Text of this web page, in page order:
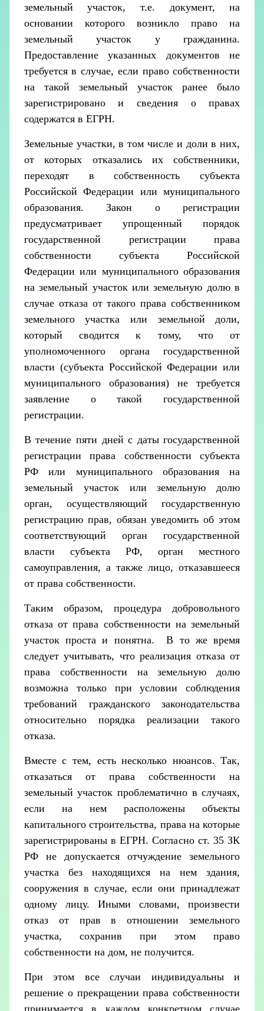
земельный участок, т.е. документ, на
основании которого возникло право на
земельный участок у гражданина.
Предоставление указанных документов не
требуется в случае, если право собственности
на такой земельный участок ранее было
зарегистрировано и сведения о правах
содержатся в ЕГРН.
Земельные участки, в том числе и доли в них,
от которых отказались их собственники,
переходят в собственность субъекта
Российской Федерации или муниципального
образования. Закон о регистрации
предусматривает упрощенный порядок
государственной регистрации права
собственности субъекта Российской
Федерации или муниципального образования
на земельный участок или земельную долю в
случае отказа от такого права собственником
земельного участка или земельной доли,
который сводится к тому, что от
уполномоченного органа государственной
власти (субъекта Российской Федерации или
муниципального образования) не требуется
заявление о такой государственной
регистрации.
В течение пяти дней с даты государственной
регистрации права собственности субъекта
РФ или муниципального образования на
земельный участок или земельную долю
орган, осуществляющий государственную
регистрацию прав, обязан уведомить об этом
соответствующий орган государственной
власти субъекта РФ, орган местного
самоуправления, а также лицо, отказавшееся
от права собственности.
Таким образом, процедура добровольного
отказа от права собственности на земельный
участок проста и понятна. В то же время
следует учитывать, что реализация отказа от
права собственности на земельную долю
возможна только при условии соблюдения
требований гражданского законодательства
относительно порядка реализации такого
отказа.
Вместе с тем, есть несколько нюансов. Так,
отказаться от права собственности на
земельный участок проблематично в случаях,
если на нем расположены объекты
капитального строительства, права на которые
зарегистрированы в ЕГРН. Согласно ст. 35 ЗК
РФ не допускается отчуждение земельного
участка без находящихся на нем здания,
сооружения в случае, если они принадлежат
одному лицу. Иными словами, произвести
отказ от прав в отношении земельного
участка, сохранив при этом право
собственности на дом, не получится.
При этом все случаи индивидуальны и
решение о прекращении права собственности
принимается в каждом конкретном случае